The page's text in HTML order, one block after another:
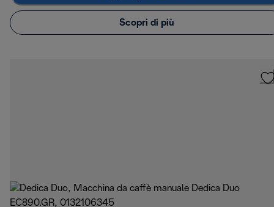
Scopri di più